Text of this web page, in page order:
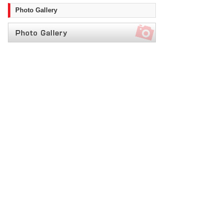
Photo Gallery